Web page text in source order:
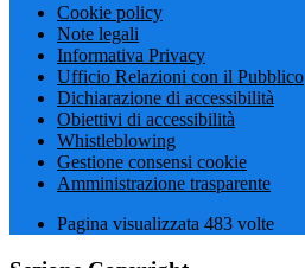
Cookie policy
Note legali
Informativa Privacy
Ufficio Relazioni con il Pubblico
Dichiarazione di accessibilità
Obiettivi di accessibilità
Whistleblowing
Gestione consensi cookie
Amministrazione trasparente
Pagina visualizzata 483 volte